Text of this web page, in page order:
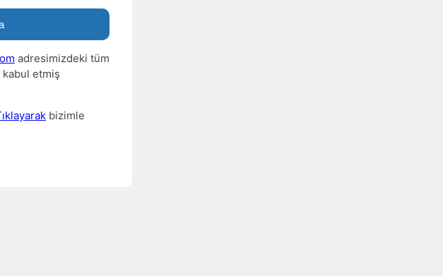
adresimizdeki tüm
kabul etmiş
bizimle